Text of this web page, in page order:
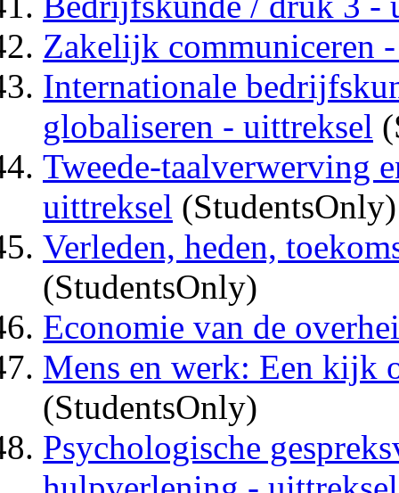
Zakelijk communiceren
Internationale
globaliseren - uittreksel
Tweede-taalverwerving
uittreksel (StudentsOnly)
Verleden, heden,
(StudentsOnly)
Economie van de
Mens en werk: Een kijk
(StudentsOnly)
Psychologische